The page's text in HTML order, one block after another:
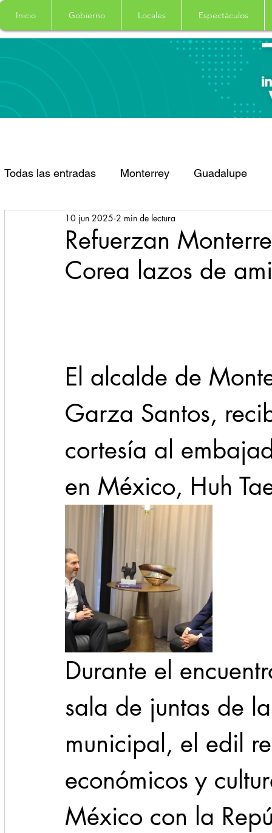
Inicio Gobierno Locales Espectáculos
Todas las entradas Monterrey Guadalupe
Santa Catarina San Pedro Garza Garcia
Espectaculos Clima Principal Salud
Seguridad 1 enero 31abr
Refuerzan
Corea lazos de
10 jun 2025 2 min de lectura
El alcalde de
Garza Santos,
cortesía al
en México, Huh
Durante el
sala de juntas de
municipal, el edil
económicos y
México con la